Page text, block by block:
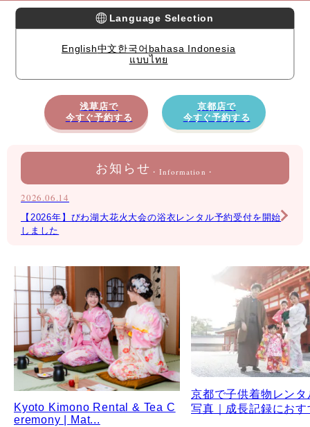
Language Selection
English中文한국어 bahasa Indonesia
แบบไทย
浅草店で
今すぐ予約する
京都店で
今すぐ予約する
お知らせ ・Information・
2026.06.14
【2026年】びわ湖大花火大会の浴衣レンタル予約受付を開始
しました
Kyoto Kimono Rental & Tea C
eremony | Mat...
京都で子供着物レン
写真｜成長記録におす